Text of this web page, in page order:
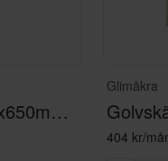
ScreenIT A30 1400x650mm - table screen beige
Glimåkra
404 kr/